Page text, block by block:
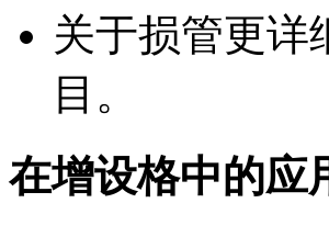
关于损管更详
目。
在增设格中的应